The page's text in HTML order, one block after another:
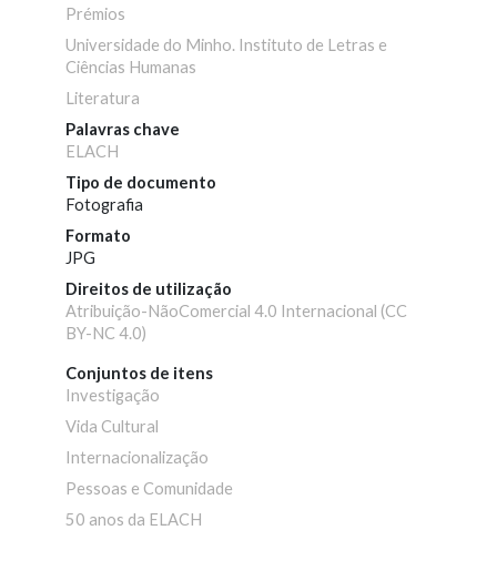
Prémios
Universidade do Minho. Instituto de Letras e
Ciências Humanas
Literatura
Palavras chave
ELACH
Tipo de documento
Fotografia
Formato
JPG
Direitos de utilização
Atribuição-NãoComercial 4.0 Internacional (CC
BY-NC 4.0)
Conjuntos de itens
Investigação
Vida Cultural
Internacionalização
Pessoas e Comunidade
50 anos da ELACH